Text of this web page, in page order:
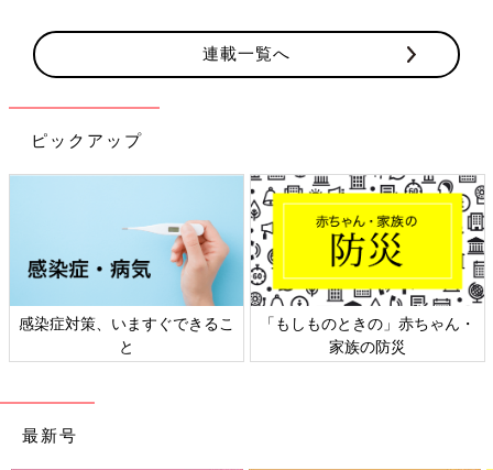
連載一覧へ
ピックアップ
感染症対策、いますぐできるこ
と
「もしものときの」赤ちゃん・
家族の防災
最新号